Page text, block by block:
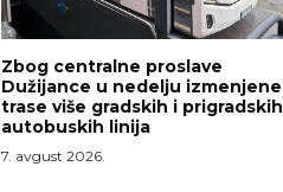
Zbog centralne proslave
Dužijance u nedelju izmenjene
trase više gradskih i prigradskih
autobuskih linija
7. avgust 2026.